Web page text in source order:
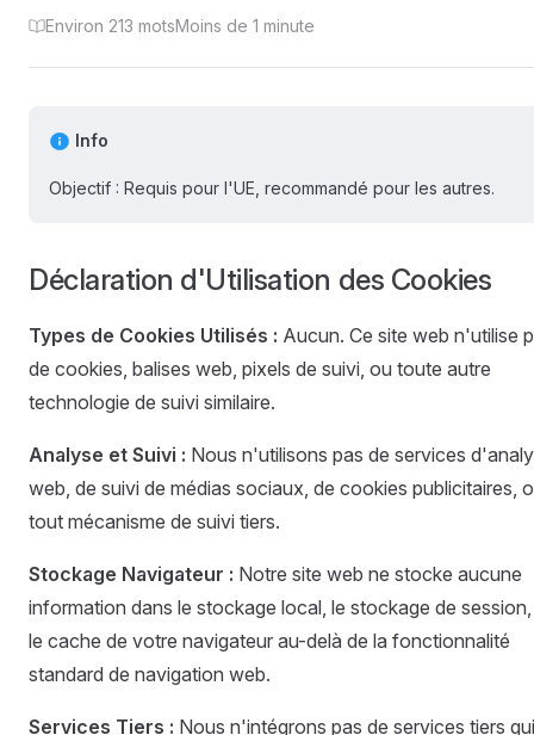
Environ 213 motsMoins de 1 minute
Info
Objectif : Requis pour l'UE, recommandé pour les autres.
Déclaration d'Utilisation des Cookies
Types de Cookies Utilisés : Aucun. Ce site web n'utilise
de cookies, balises web, pixels de suivi, ou toute autre
technologie de suivi similaire.
Analyse et Suivi : Nous n'utilisons pas de services
web, de suivi de médias sociaux, de cookies publicitaires,
tout mécanisme de suivi tiers.
Stockage Navigateur : Notre site web ne stocke aucune
information dans le stockage local, le stockage de
le cache de votre navigateur au-delà de la fonctionnalité
standard de navigation web.
Services Tiers : Nous n'intégrons pas de services tiers qui